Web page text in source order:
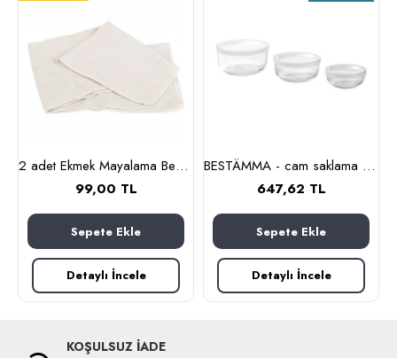
2 adet Ekmek Mayalama Bezi 50x70 cm, %100 Pamuk Amerikan Pasa Bezi
99,00 TL
Sepete Ekle
Detaylı İncele
BESTÄMMA - cam saklama kabı seti (cam)
647,62 TL
Sepete Ekle
Detaylı İncele
KOŞULSUZ İADE